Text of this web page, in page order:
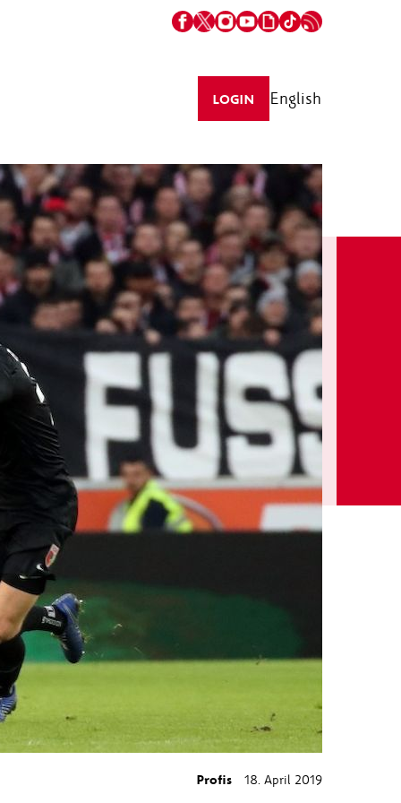
LOGIN English
Profis 18. April 2019